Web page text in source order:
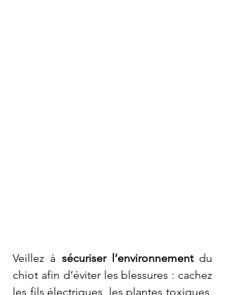
Veillez à sécuriser l’environnement du
chiot afin d’éviter les blessures : cachez
les fils électriques, les plantes toxiques,